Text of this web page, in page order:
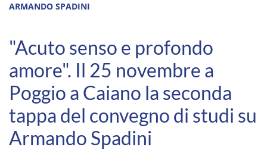
ARMANDO SPADINI
"Acuto senso e profondo
amore". Il 25 novembre a
Poggio a Caiano la seconda
tappa del convegno di studi su
Armando Spadini